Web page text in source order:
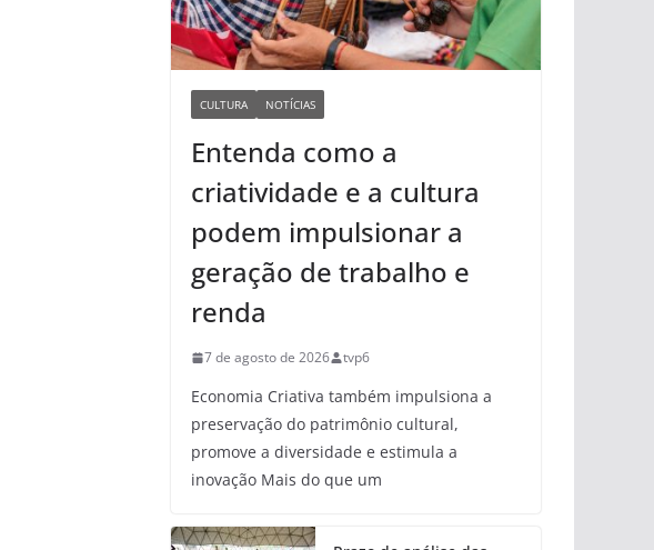
CULTURA NOTÍCIAS
Entenda como a
criatividade e a cultura
podem impulsionar a
geração de trabalho e
renda
7 de agosto de 2026 tvp6
Economia Criativa também impulsiona a
preservação do patrimônio cultural,
promove a diversidade e estimula a
inovação Mais do que um